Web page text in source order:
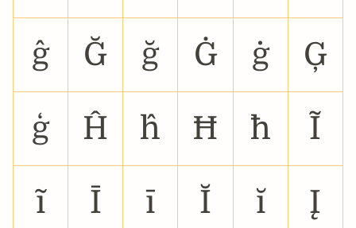
ĝ Ğ ğ Ġ ġ Ģ
ģ Ĥ ĥ Ħ ħ Ĩ
ĩ Ī ī Ĭ ĭ Į